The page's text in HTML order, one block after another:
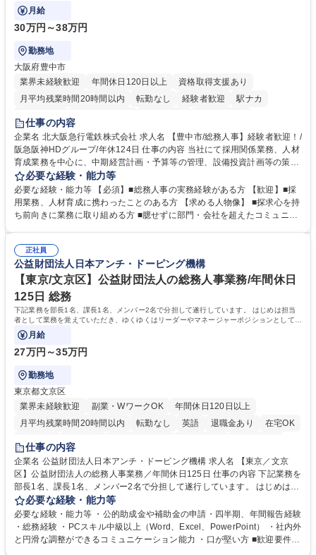
般を担当していただきます。
月給
30万円～38万円
勤務地
大阪府豊中市
業界未経験歓迎
年間休日120日以上
資格取得支援あり
月平均残業時間20時間以内
転勤なし 経験者歓迎
駅ナカ
退職金あり
土日祝休み
服装自由 昼食補助あり 食事補助あり
仕事の内容
企業名 北大阪急行電鉄株式会社 求人名 【豊中市/総務人事】経験者歓迎！/
阪急阪神HDグループ/年休124日 仕事の内容 当社にて採用関係業務、人材
育成業務を中心に、中期経営計画・予算等の管理、設備投資計画等の策
定、さらに社内の重要会議の運営等、経営の根幹となる幅広い総務人事業
務全般を担当していただきます。 【主な業務内容】 ■採用関係業務および
人材育成(社員研修)業務の推進 ■中期経営計画および予算等の管理 ■設備
投資計画等の策定 ■社内の重要会議の運営 ■その他総務人事業務全般 【入
務人事】経験者歓迎！/阪急阪神HDグループ/年休124日
必要な経験・能力等
必要な経験・能力等 【必須】■総務人事の実務経験がある方 【歓迎】■採
用業務、人材育成に携わったことのある方 【求める人物像】 ■探求心を持
ち前向きに業務に取り組める方 ■臆せずに部門・会社を超えたコミュニケ
囲のメンバーと協調しつつ主体性を持って能動的に業務を推進できる方 学
歴・資格 学歴：大学院 大学 高専 短大 専修学校 高校 語学力： 資格：
正社員
公益財団法人日本アンチ・ドーピング機構
【東京/文京区】公益財団法人の総務人事業務/年間休日
125日 総務
下記業務を部長1名、課長1名、メンバー2名で分担して遂行しています。 はじめは担当
者として業務を覚えていただき、ゆくゆくはリーダーやマネージャーポジションとして活
躍いただくことを期待しています。
月給
27万円～35万円
勤務地
東京都文京区
業界未経験歓迎
副業・WワークOK
年間休日120日以上
月平均残業時間20時間以内
転勤なし 英語 退職金あり
在宅OK
賞与あり
育休あり
食事補助あり
仕事の内容
企業名 公益財団法人日本アンチ・ドーピング機構 求人名 【東京／文京
区】公益財団法人の総務人事業務／年間休日125日 仕事の内容 下記業務を
部長1名、課長1名、メンバー2名で分担して遂行しています。 はじめは担
当者として業務を覚えていただき、ゆくゆくはリーダーやマネージャーポ
ジションとして活躍いただくことを期待しています。 【総務・人事グルー
プの業務内容】 ・人事制度関連 ・採用活動 ・教育研修の企画、実行 ・勤
怠管理 ・官公庁への各種提出 ・法定の会議運営（評議員会、理事会） ・
必要な経験・能力等
必要な経験・能力等 ・公的助成金や補助金の申請・四半期、年間報告経験
・総務経験 ・PCスキル中級以上（Word、Excel、PowerPoint） ・社内外
と円滑な調整ができるコミュニケーション能力 ・口が堅い方 ■歓迎要件